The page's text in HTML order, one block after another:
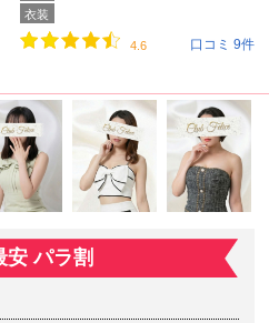
衣装
4.6 口コミ 9件
安 パラ割